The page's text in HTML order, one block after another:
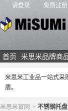
请登录 免费注册
首页 米思米品牌商
米思米工业品一站式采
盾。
米思米官网 > 不锈钢托盘